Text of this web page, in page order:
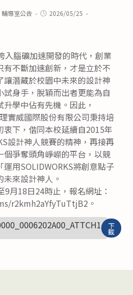
輔導室公告
Post2026/05/25
入腦礦加速開發的時代，創業
有不斷加速創新，才是立於不
讓潛藏於校園中未來的設計神
試身手，脫穎而出者更能為自
學中佔有先機。因此，
實威國際股份有限公司秉持培
衷下，偕同本校延續自2015年
設計神人競賽的精神，再接再
個爭奪頭角崢嶸的平台，以競
用SOLIDWORKS將創意點子
來設計神人。
9月18日24時止，報名網址：
r2kmh2aYfyTuTtjB2。
下
載